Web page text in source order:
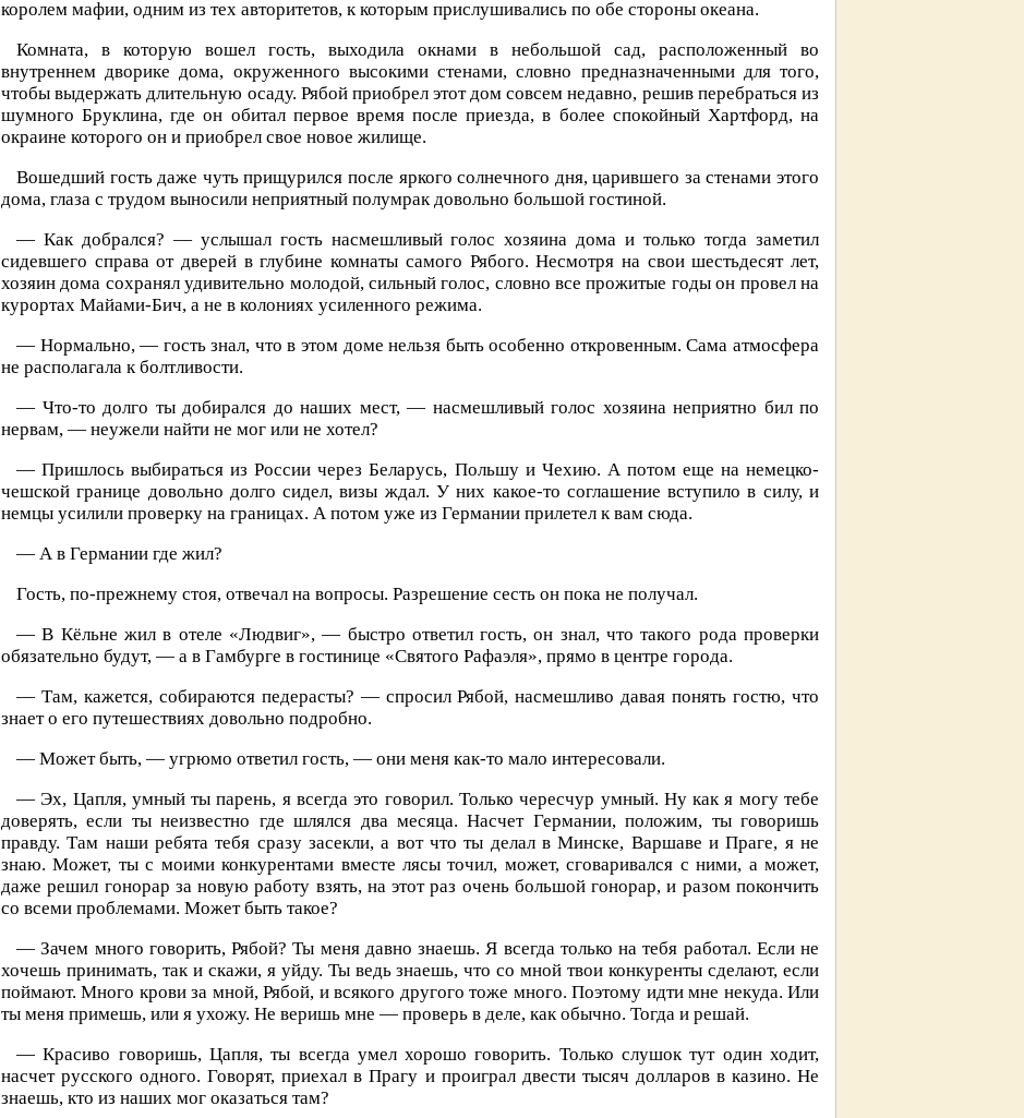
королем мафии, одним из тех авторитетов, к которым прислушивались по обе стороны океана.
Комната, в которую вошел гость, выходила окнами в небольшой сад, расположенный во
внутреннем дворике дома, окруженного высокими стенами, словно предназначенными для того,
чтобы выдержать длительную осаду. Рябой приобрел этот дом совсем недавно, решив перебраться из
шумного Бруклина, где он обитал первое время после приезда, в более спокойный Хартфорд, на
окраине которого он и приобрел свое новое жилище.
Вошедший гость даже чуть прищурился после яркого солнечного дня, царившего за стенами этого
дома, глаза с трудом выносили неприятный полумрак довольно большой гостиной.
— Как добрался? — услышал гость насмешливый голос хозяина дома и только тогда заметил
сидевшего справа от дверей в глубине комнаты самого Рябого. Несмотря на свои шестьдесят лет,
хозяин дома сохранял удивительно молодой, сильный голос, словно все прожитые годы он провел на
курортах Майами-Бич, а не в колониях усиленного режима.
— Нормально, — гость знал, что в этом доме нельзя быть особенно откровенным. Сама атмосфера
не располагала к болтливости.
— Что-то долго ты добирался до наших мест, — насмешливый голос хозяина неприятно бил по
нервам, — неужели найти не мог или не хотел?
— Пришлось выбираться из России через Беларусь, Польшу и Чехию. А потом еще на немецко-
чешской границе довольно долго сидел, визы ждал. У них какое-то соглашение вступило в силу, и
немцы усилили проверку на границах. А потом уже из Германии прилетел к вам сюда.
— А в Германии где жил?
Гость, по-прежнему стоя, отвечал на вопросы. Разрешение сесть он пока не получал.
— В Кёльне жил в отеле «Людвиг», — быстро ответил гость, он знал, что такого рода проверки
обязательно будут, — а в Гамбурге в гостинице «Святого Рафаэля», прямо в центре города.
— Там, кажется, собираются педерасты? — спросил Рябой, насмешливо давая понять гостю, что
знает о его путешествиях довольно подробно.
— Может быть, — угрюмо ответил гость, — они меня как-то мало интересовали.
— Эх, Цапля, умный ты парень, я всегда это говорил. Только чересчур умный. Ну как я могу тебе
доверять, если ты неизвестно где шлялся два месяца. Насчет Германии, положим, ты говоришь
правду. Там наши ребята тебя сразу засекли, а вот что ты делал в Минске, Варшаве и Праге, я не
знаю. Может, ты с моими конкурентами вместе лясы точил, может, сговаривался с ними, а может,
даже решил гонорар за новую работу взять, на этот раз очень большой гонорар, и разом покончить
со всеми проблемами. Может быть такое?
— Зачем много говорить, Рябой? Ты меня давно знаешь. Я всегда только на тебя работал. Если не
хочешь принимать, так и скажи, я уйду. Ты ведь знаешь, что со мной твои конкуренты сделают, если
поймают. Много крови за мной, Рябой, и всякого другого тоже много. Поэтому идти мне некуда. Или
ты меня примешь, или я ухожу. Не веришь мне — проверь в деле, как обычно. Тогда и решай.
— Красиво говоришь, Цапля, ты всегда умел хорошо говорить. Только слушок тут один ходит,
насчет русского одного. Говорят, приехал в Прагу и проиграл двести тысяч долларов в казино. Не
знаешь, кто из наших мог оказаться там?